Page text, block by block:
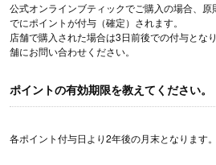
公式オンラインブティックでご購入の場合、原
でにポイントが付与（確定）されます。
店舗で購入された場合は3日前後での付与とな
舗にお問い合わせください。
ポイントの有効期限を教えてください。
各ポイント付与日より2年後の月末となります。